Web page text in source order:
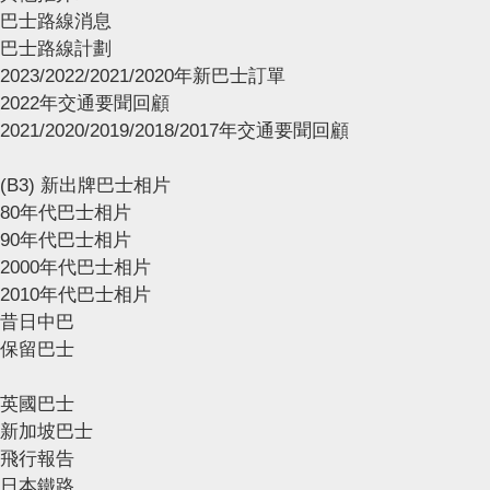
巴士路線消息
巴士路線計劃
2023/2022/2021/2020年新巴士訂單
2022年交通要聞回顧
2021/2020/2019/2018/2017年交通要聞回顧
(B3) 新出牌巴士相片
80年代巴士相片
90年代巴士相片
2000年代巴士相片
2010年代巴士相片
昔日中巴
保留巴士
英國巴士
新加坡巴士
飛行報告
日本鐵路